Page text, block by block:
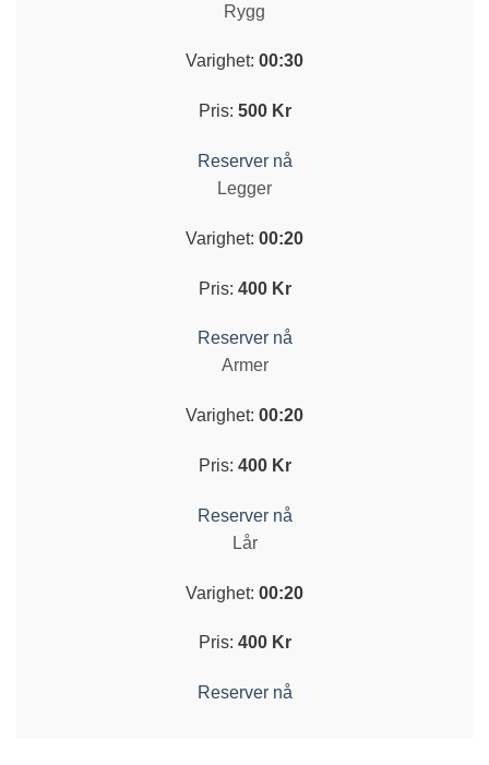
Rygg
Varighet: 00:30
Pris: 500 Kr
Reserver nå
Legger
Varighet: 00:20
Pris: 400 Kr
Reserver nå
Armer
Varighet: 00:20
Pris: 400 Kr
Reserver nå
Lår
Varighet: 00:20
Pris: 400 Kr
Reserver nå